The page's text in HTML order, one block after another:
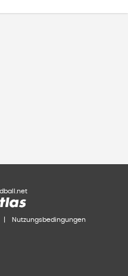
Nutzungsbedingungen